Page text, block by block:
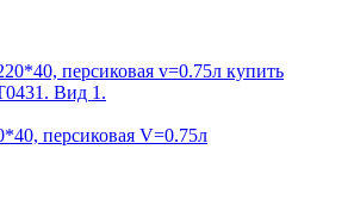
персиковая V=0.75л